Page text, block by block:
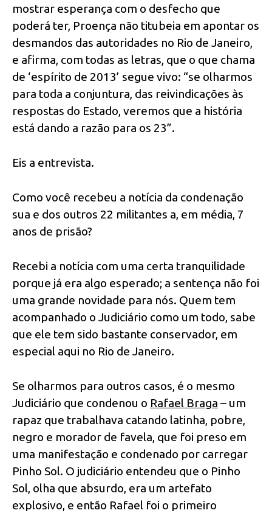
mostrar esperança com o desfecho que
poderá ter, Proença não titubeia em apontar os
desmandos das autoridades no Rio de Janeiro,
e afirma, com todas as letras, que o que chama
de ‘espírito de 2013’ segue vivo: “se olharmos
para toda a conjuntura, das reivindicações às
respostas do Estado, veremos que a história
está dando a razão para os 23”.
Eis a entrevista.
Como você recebeu a notícia da condenação
sua e dos outros 22 militantes a, em média, 7
anos de prisão?
Recebi a notícia com uma certa tranquilidade
porque já era algo esperado; a sentença não foi
uma grande novidade para nós. Quem tem
acompanhado o Judiciário como um todo, sabe
que ele tem sido bastante conservador, em
especial aqui no Rio de Janeiro.
Se olharmos para outros casos, é o mesmo
Judiciário que condenou o Rafael Braga – um
rapaz que trabalhava catando latinha, pobre,
negro e morador de favela, que foi preso em
uma manifestação e condenado por carregar
Pinho Sol. O judiciário entendeu que o Pinho
Sol, olha que absurdo, era um artefato
explosivo, e então Rafael foi o primeiro